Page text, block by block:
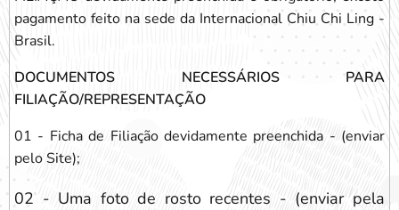
pagamento feito na sede da Internacional Chiu Chi Ling -
Brasil.
DOCUMENTOS NECESSÁRIOS PARA
FILIAÇÃO/REPRESENTAÇÃO
01 - Ficha de Filiação devidamente preenchida - (enviar
pelo Site);
02 - Uma foto de rosto recentes - (enviar pela